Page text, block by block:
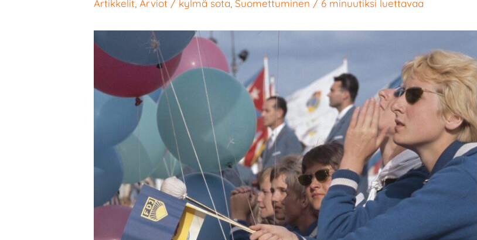
Artikkelit Arviot / kylmä sota Suomettuminen / 6 minuutiksi luettavaa